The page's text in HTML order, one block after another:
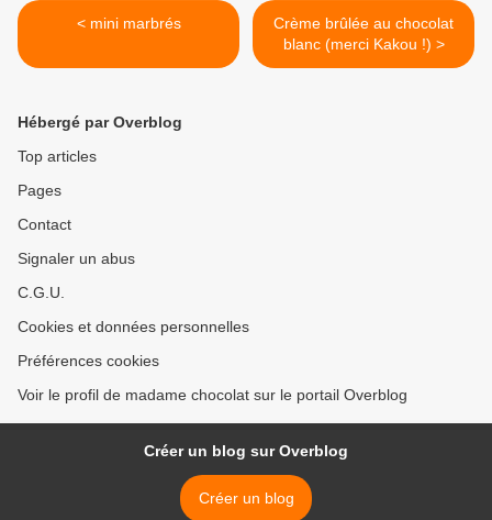
< mini marbrés
Crème brûlée au chocolat
blanc (merci Kakou !) >
Hébergé par Overblog
Top articles
Pages
Contact
Signaler un abus
C.G.U.
Cookies et données personnelles
Préférences cookies
Voir le profil de madame chocolat sur le portail Overblog
Créer un blog sur Overblog
Créer un blog